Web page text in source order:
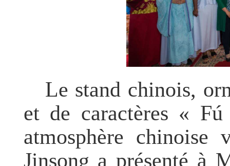
Le stand chinois,
et de caractères «
atmosphère chinoise
Jinsong a présenté à